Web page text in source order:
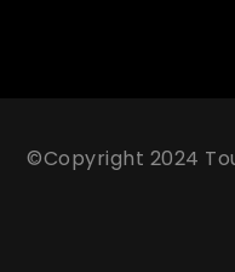
©Copyright 2024